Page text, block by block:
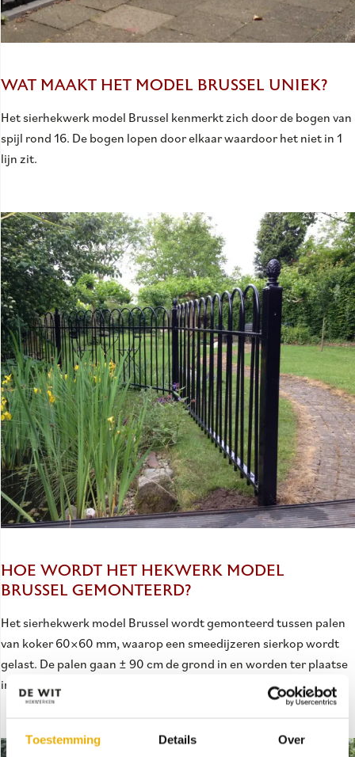
Toestemming Details Over
WAT MAAKT HET MODEL BRUSSEL UNIEK?
Het sierhekwerk model Brussel kenmerkt zich door de bogen van
spijl rond 16. De bogen lopen door elkaar waardoor het niet in 1
lijn zit.
HOE WORDT HET HEKWERK MODEL
BRUSSEL GEMONTEERD?
Het sierhekwerk model Brussel wordt gemonteerd tussen palen
van koker 60×60 mm, waarop een smeedijzeren sierkop wordt
gelast. De palen gaan ± 90 cm de grond in en worden ter plaatse
in 25 kg beton gestort.